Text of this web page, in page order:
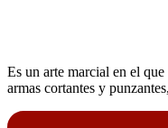
Es un arte marcial en el
armas cortantes y